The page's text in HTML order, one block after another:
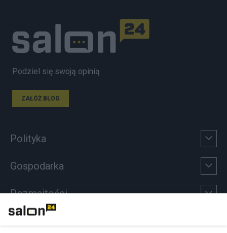
Podziel się swoją opinią
ZAŁÓŻ BLOG
Polityka
Gospodarka
Rozmaitości